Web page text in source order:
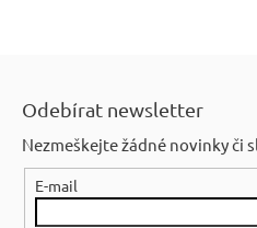
Odebírat newsletter
Nezmeškejte žádné novinky či
E-mail